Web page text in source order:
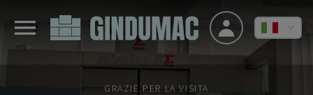
GRAZIE PER LA VISITA